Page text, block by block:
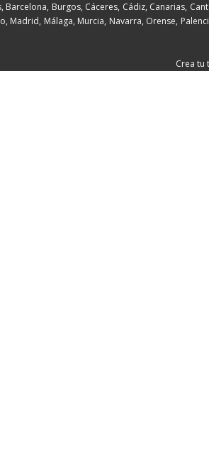
Burgos, Cáceres, Cádiz, Canarias,
Madrid, Málaga, Murcia, Navarra, Orense,
Crea tu